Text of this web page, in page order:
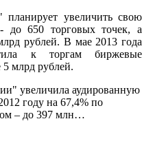
увеличить свою
до 650 торговых точек, а
рублей. В мае 2013 года
к торгам биржевые
млрд рублей.
увеличила аудированную
году на 67,4% по
– до 397 млн…